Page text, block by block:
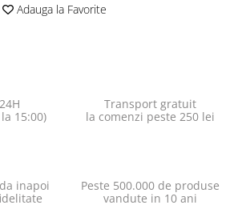
Adauga la Favorite
15:00)
Transport gratuit
la comenzi peste 250 lei
inapoi
Peste 500.000 de produse
vandute in 10 ani